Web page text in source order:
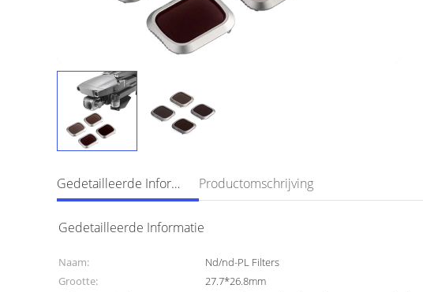
Gedetailleerde Informatie Productomschrijving
Gedetailleerde Informatie
Naam: Nd/nd-PL Filters
Grootte:
27.7*26.8mm